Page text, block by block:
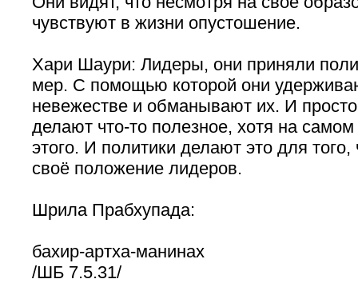
чувствуют в жизни опустошение.
Хари Шаури: Лидеры, они приняли
мер. С помощью которой они
невежестве и обманывают их. И
делают что-то полезное, хотя на
этого. И политики делают это для
своё положение лидеров.
Шрила Прабхупада:
бахир-артха-манинах
/ШБ 7.5.31/